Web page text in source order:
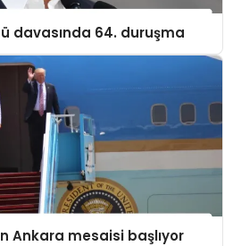
davasında 64. duruşma
Ankara mesaisi başlıyor